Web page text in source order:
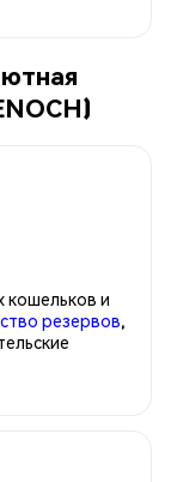
кошельков и
резервов,